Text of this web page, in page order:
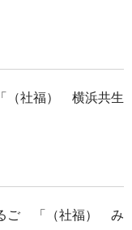
（社福） 横浜共生
ご 「（社福） み